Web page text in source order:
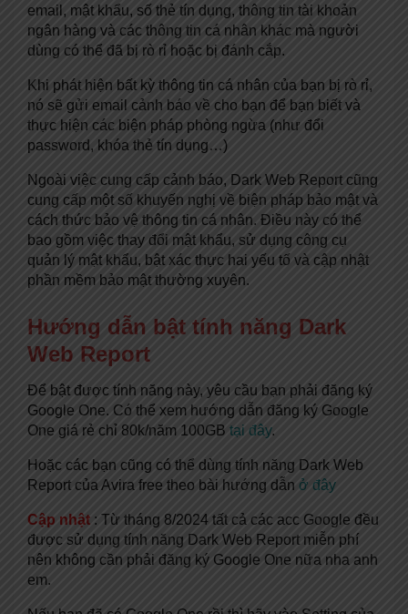
email, mật khẩu, số thẻ tín dụng, thông tin tài khoản
ngân hàng và các thông tin cá nhân khác mà người
dùng có thể đã bị rò rỉ hoặc bị đánh cắp.
Khi phát hiện bất kỳ thông tin cá nhân của bạn bị rò rỉ,
nó sẽ gửi email cảnh báo về cho bạn để bạn biết và
thực hiện các biện pháp phòng ngừa (như đổi
password, khóa thẻ tín dụng…)
Ngoài việc cung cấp cảnh báo, Dark Web Report cũng
cung cấp một số khuyến nghị về biện pháp bảo mật và
cách thức bảo vệ thông tin cá nhân. Điều này có thể
bao gồm việc thay đổi mật khẩu, sử dụng công cụ
quản lý mật khẩu, bật xác thực hai yếu tố và cập nhật
phần mềm bảo mật thường xuyên.
Hướng dẫn bật tính năng Dark
Web Report
Để bật được tính năng này, yêu cầu bạn phải đăng ký
Google One. Có thể xem hướng dẫn đăng ký Google
One giá rẻ chỉ 80k/năm 100GB tại đây.
Hoặc các bạn cũng có thể dùng tính năng Dark Web
Report của Avira free theo bài hướng dẫn ở đây
Cập nhật : Từ tháng 8/2024 tất cả các acc Google đều
được sử dụng tính năng Dark Web Report miễn phí
nên không cần phải đăng ký Google One nữa nha anh
em.